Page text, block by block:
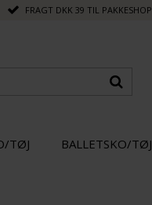
FRAGT DKK 39 TIL PAKKESHOP
TØJ BALLETSKO/TØJ